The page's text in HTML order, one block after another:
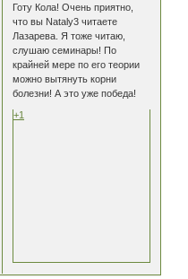
Готу Кола! Очень приятно,
что вы Nataly3 читаете
Лазарева. Я тоже читаю,
слушаю семинары! По
крайней мере по его теории
можно вытянуть корни
болезни! А это уже победа!
+1